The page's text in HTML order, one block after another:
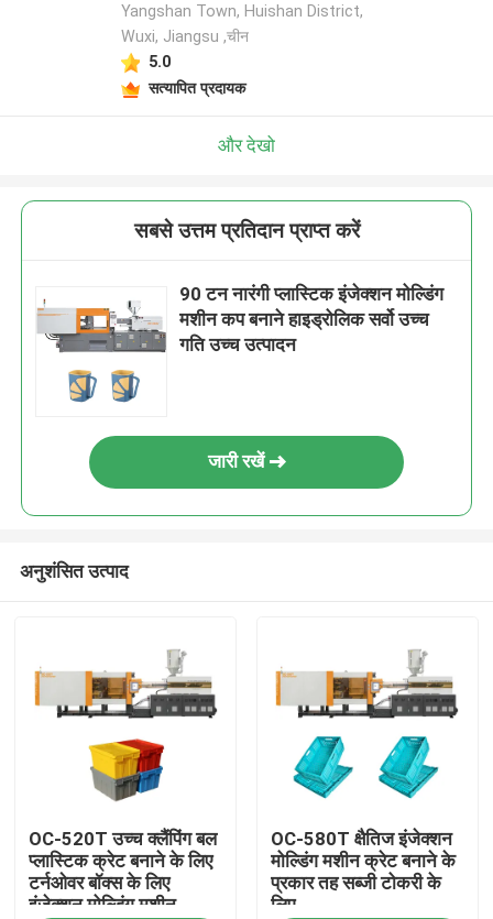
Yangshan Town, Huishan District,
Wuxi, Jiangsu ,चीन
5.0
सत्यापित प्रदायक
और देखो
सबसे उत्तम प्रतिदान प्राप्त करें
90 टन नारंगी प्लास्टिक इंजेक्शन मोल्डिंग
मशीन कप बनाने हाइड्रोलिक सर्वो उच्च
गति उच्च उत्पादन
जारी रखें
अनुशंसित उत्पाद
OC-520T उच्च क्लैंपिंग बल
प्लास्टिक क्रेट बनाने के लिए
टर्नओवर बॉक्स के लिए
इंजेक्शन मोल्डिंग मशीन
OC-580T क्षैतिज इंजेक्शन
मोल्डिंग मशीन क्रेट बनाने के
प्रकार तह सब्जी टोकरी के
लिए